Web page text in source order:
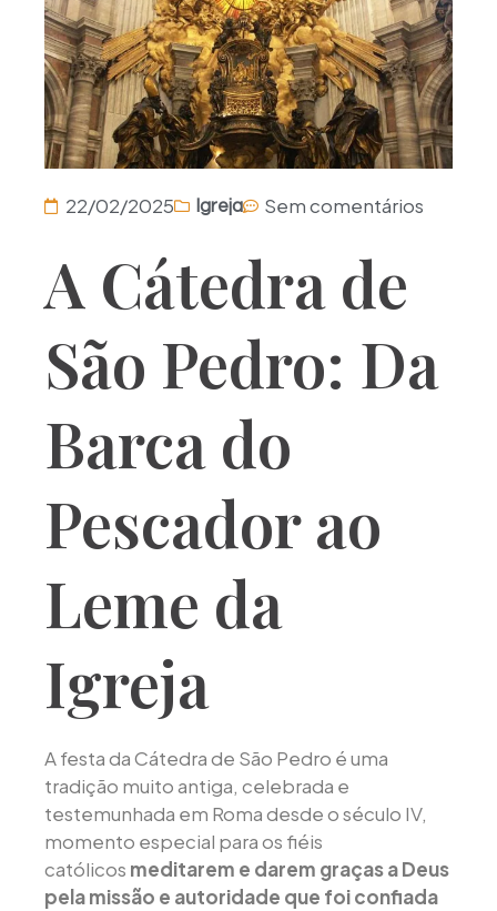
22/02/2025 Igreja Sem comentários
A Cátedra de
São Pedro: Da
Barca do
Pescador ao
Leme da
Igreja
A festa da Cátedra de São Pedro é uma
tradição muito antiga, celebrada e
testemunhada em Roma desde o século IV,
momento especial para os fiéis
católicos meditarem e darem graças a Deus
pela missão e autoridade que foi confiada